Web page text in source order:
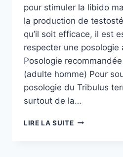
pour stimuler la libido
la production de
qu’il soit efficace, il est
respecter une posologie
Posologie
(adulte homme) Pour
posologie du Tribulus
surtout de la…
LIRE LA SUITETRIBULUS